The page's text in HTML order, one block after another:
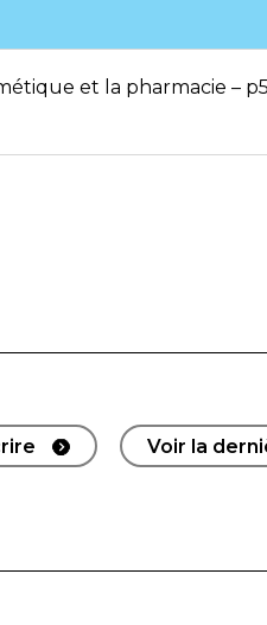
et la pharmacie –
Voir la